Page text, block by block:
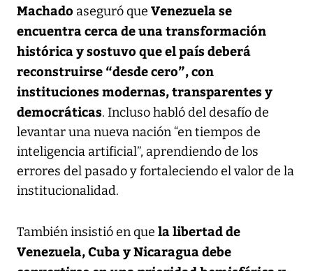
Machado aseguró que Venezuela se
encuentra cerca de una transformación
histórica y sostuvo que el país deberá
reconstruirse “desde cero”, con
instituciones modernas, transparentes y
democráticas. Incluso habló del desafío de
levantar una nueva nación “en tiempos de
inteligencia artificial”, aprendiendo de los
errores del pasado y fortaleciendo el valor de la
institucionalidad.
También insistió en que la libertad de
Venezuela, Cuba y Nicaragua debe